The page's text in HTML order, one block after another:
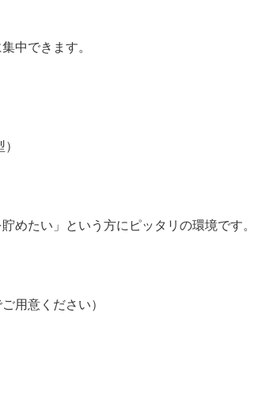
中できます。
めたい」という方にピッタリの環境です
用意ください）